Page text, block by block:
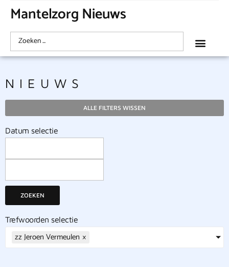
Mantelzorg Nieuws
NIEUWS
ALLE FILTERS WISSEN
Datum selectie
ZOEKEN
Trefwoorden selectie
zz Jeroen Vermeulen ×